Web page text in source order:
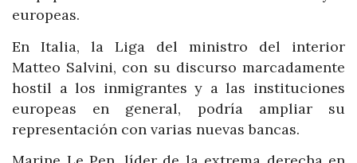
europeas.
En Italia, la Liga del ministro del interior
Matteo Salvini, con su discurso marcadamente
hostil a los inmigrantes y a las instituciones
europeas en general, podría ampliar su
representación con varias nuevas bancas.